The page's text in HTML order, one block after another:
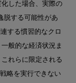
した場合、実際の
脱する可能性があ
する慣習的なクロ
般的な経済状況ま
れらに限定される
略を実行できない